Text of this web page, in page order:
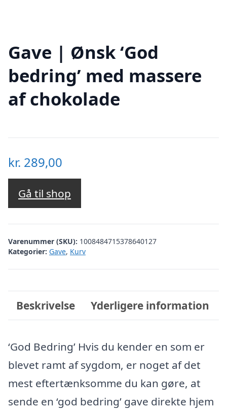
Gave | Ønsk ‘God
bedring’ med massere
af chokolade
kr. 289,00
Gå til shop
Varenummer (SKU): 1008484715378640127
Kategorier: Gave, Kurv
Beskrivelse Yderligere information
‘God Bedring’ Hvis du kender en som er
blevet ramt af sygdom, er noget af det
mest eftertænksomme du kan gøre, at
sende en ‘god bedring’ gave direkte hjem